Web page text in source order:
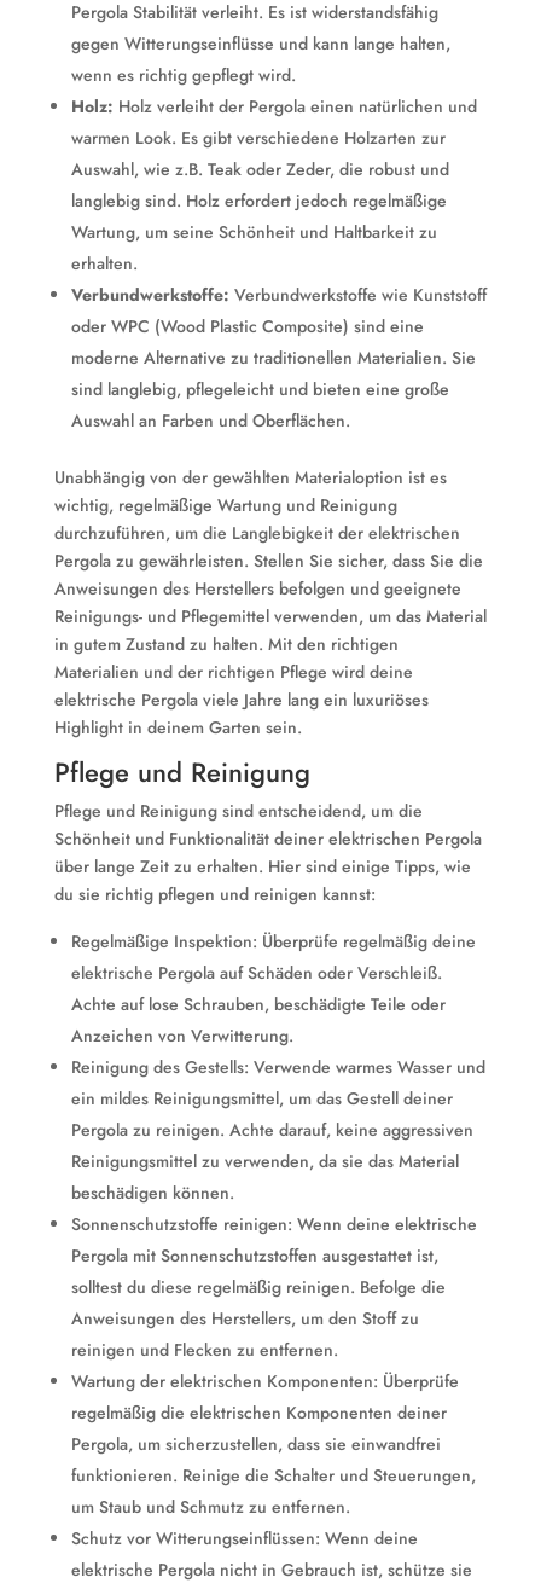
Pergola Stabilität verleiht. Es ist widerstandsfähig
gegen Witterungseinflüsse und kann lange halten,
wenn es richtig gepflegt wird.
Holz: Holz verleiht der Pergola einen natürlichen und
warmen Look. Es gibt verschiedene Holzarten zur
Auswahl, wie z.B. Teak oder Zeder, die robust und
langlebig sind. Holz erfordert jedoch regelmäßige
Wartung, um seine Schönheit und Haltbarkeit zu
erhalten.
Verbundwerkstoffe: Verbundwerkstoffe wie Kunststoff
oder WPC (Wood Plastic Composite) sind eine
moderne Alternative zu traditionellen Materialien. Sie
sind langlebig, pflegeleicht und bieten eine große
Auswahl an Farben und Oberflächen.
Unabhängig von der gewählten Materialoption ist es
wichtig, regelmäßige Wartung und Reinigung
durchzuführen, um die Langlebigkeit der elektrischen
Pergola zu gewährleisten. Stellen Sie sicher, dass Sie die
Anweisungen des Herstellers befolgen und geeignete
Reinigungs- und Pflegemittel verwenden, um das Material
in gutem Zustand zu halten. Mit den richtigen
Materialien und der richtigen Pflege wird deine
elektrische Pergola viele Jahre lang ein luxuriöses
Highlight in deinem Garten sein.
Pflege und Reinigung
Pflege und Reinigung sind entscheidend, um die
Schönheit und Funktionalität deiner elektrischen Pergola
über lange Zeit zu erhalten. Hier sind einige Tipps, wie
du sie richtig pflegen und reinigen kannst:
Regelmäßige Inspektion: Überprüfe regelmäßig deine
elektrische Pergola auf Schäden oder Verschleiß.
Achte auf lose Schrauben, beschädigte Teile oder
Anzeichen von Verwitterung.
Reinigung des Gestells: Verwende warmes Wasser und
ein mildes Reinigungsmittel, um das Gestell deiner
Pergola zu reinigen. Achte darauf, keine aggressiven
Reinigungsmittel zu verwenden, da sie das Material
beschädigen können.
Sonnenschutzstoffe reinigen: Wenn deine elektrische
Pergola mit Sonnenschutzstoffen ausgestattet ist,
solltest du diese regelmäßig reinigen. Befolge die
Anweisungen des Herstellers, um den Stoff zu
reinigen und Flecken zu entfernen.
Wartung der elektrischen Komponenten: Überprüfe
regelmäßig die elektrischen Komponenten deiner
Pergola, um sicherzustellen, dass sie einwandfrei
funktionieren. Reinige die Schalter und Steuerungen,
um Staub und Schmutz zu entfernen.
Schutz vor Witterungseinflüssen: Wenn deine
elektrische Pergola nicht in Gebrauch ist, schütze sie